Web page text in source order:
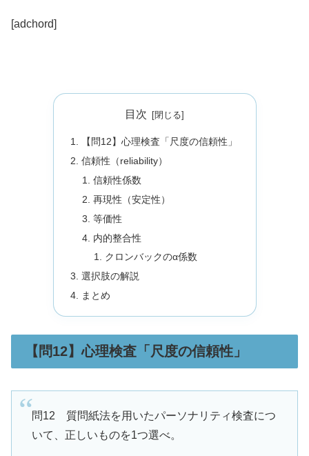
[adchord]
目次
【問12】心理検査「尺度の信頼性」
信頼性（reliability）
信頼性係数
再現性（安定性）
等価性
内的整合性
クロンバックのα係数
選択肢の解説
まとめ
【問12】心理検査「尺度の信頼性」
問12 質問紙法を用いたパーソナリティ検査につ
いて、正しいものを1つ選べ。